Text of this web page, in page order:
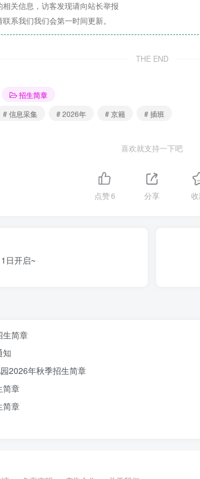
四、报名方式及时间
17:00
日17:00
序有关，如有意愿来我园，请您务必将建华
关信息，访客发现请向站长举报
系我们我们会第一时间更新。
THE END
招生简章
# 信息采集 # 2026年 # 京籍 # 插班
喜欢就支持一下吧
点赞6 分享
日开启~
生简章
知
2026年秋季招生简章
简章
简章